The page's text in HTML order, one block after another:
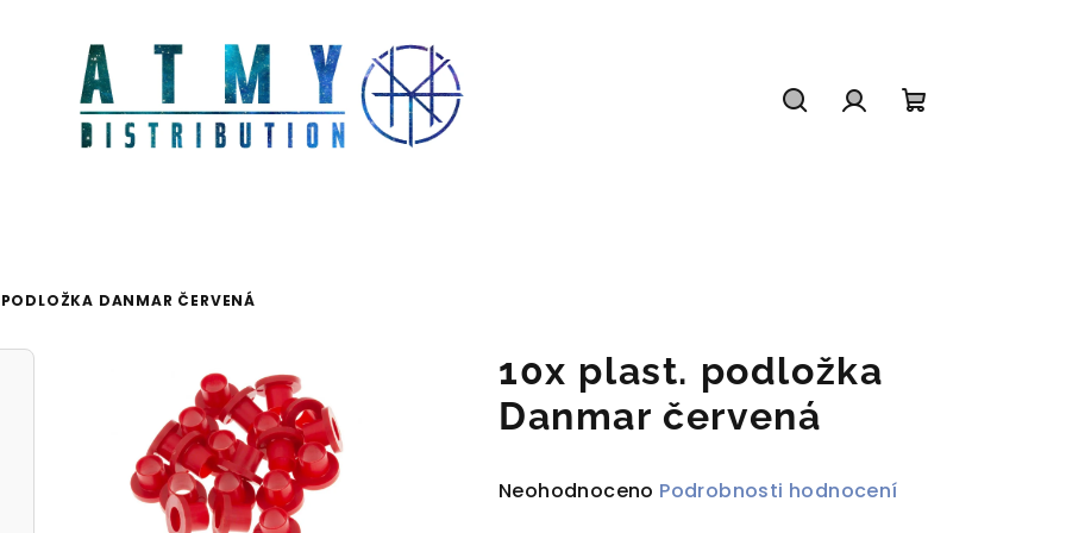
DANMAR ČERVENÁ
10x plast. podložka
Danmar červená
Průměrné
Neohodnoceno Podrobnosti hodnocení